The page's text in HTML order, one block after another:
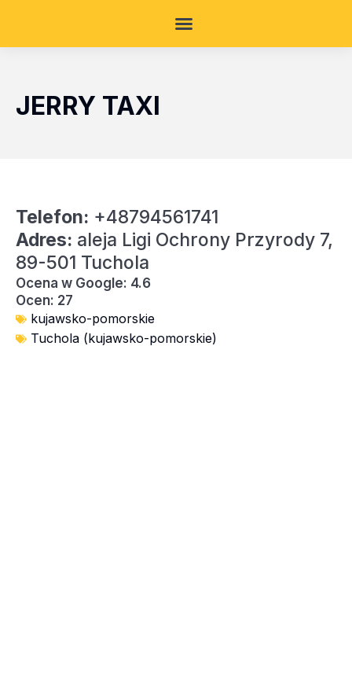
JERRY TAXI
Telefon: +48794561741
Adres: aleja Ligi Ochrony Przyrody 7,
89-501 Tuchola
Ocena w Google: 4.6
Ocen: 27
kujawsko-pomorskie
Tuchola (kujawsko-pomorskie)